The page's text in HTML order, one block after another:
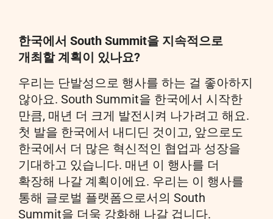
한국에서 South Summit을 지속적으로
개최할 계획이 있나요?
우리는 단발성으로 행사를 하는 걸 좋아하지
않아요. South Summit을 한국에서 시작한
만큼, 매년 더 크게 발전시켜 나가려고 해요.
첫 발을 한국에서 내디딘 것이고, 앞으로도
한국에서 더 많은 혁신적인 협업과 성장을
기대하고 있습니다. 매년 이 행사를 더
확장해 나갈 계획이에요. 우리는 이 행사를
통해 글로벌 플랫폼으로서의 South
Summit을 더욱 강화해 나갈 겁니다.